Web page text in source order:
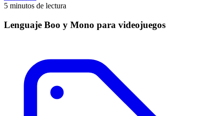
5 minutos de lectura
Lenguaje Boo y Mono para videojuegos